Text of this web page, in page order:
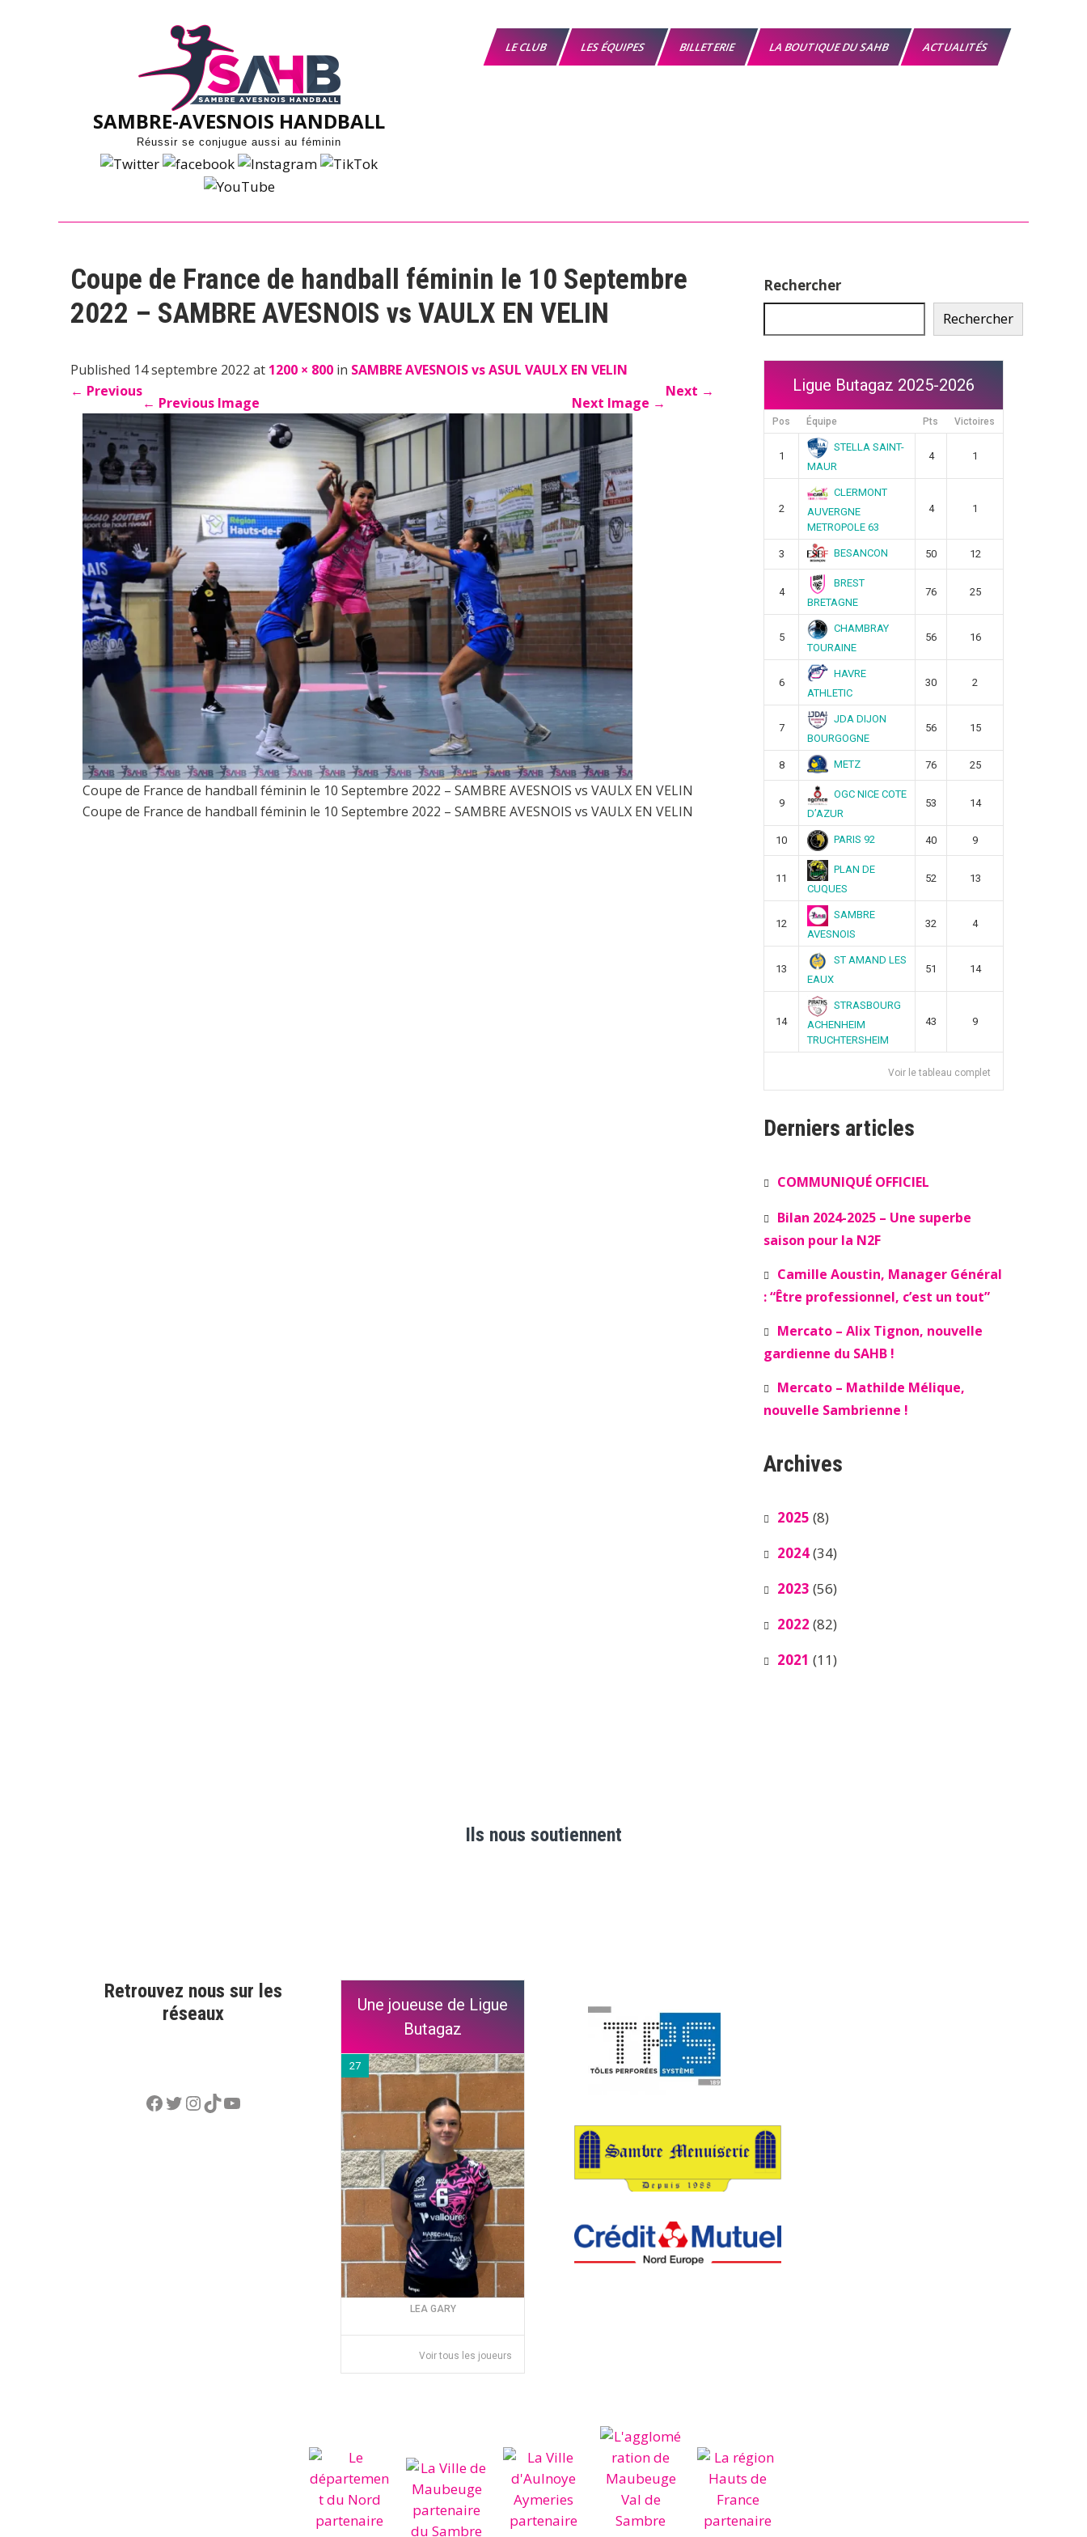
SAMBRE-AVESNOIS HANDBALL
Réussir se conjugue aussi au féminin
LE CLUB LES ÉQUIPES BILLETERIE LA BOUTIQUE DU SAHB ACTUALITÉS
Coupe de France de handball féminin le 10 Septembre
2022 – SAMBRE AVESNOIS vs VAULX EN VELIN
Published 14 septembre 2022 at 1200 × 800 in SAMBRE AVESNOIS vs ASUL VAULX EN VELIN
← Previous Next →
← Previous Image Next Image →
Coupe de France de handball féminin le 10 Septembre 2022 – SAMBRE AVESNOIS vs VAULX EN VELIN
Coupe de France de handball féminin le 10 Septembre 2022 – SAMBRE AVESNOIS vs VAULX EN VELIN
Rechercher
Rechercher
Ligue Butagaz 2025-2026
Pos Équipe Pts Victoires
1
STELLA SAINT-
MAUR
4 1
2
CLERMONT
AUVERGNE
METROPOLE 63
4 1
3 BESANCON 50 12
4
BREST
BRETAGNE
76 25
5
CHAMBRAY
TOURAINE
56 16
6
HAVRE
ATHLETIC
30 2
7
JDA DIJON
BOURGOGNE
56 15
8 METZ 76 25
9
OGC NICE COTE
D’AZUR
53 14
10 PARIS 92 40 9
11
PLAN DE
CUQUES
52 13
12
SAMBRE
AVESNOIS
32 4
13
ST AMAND LES
EAUX
51 14
14
STRASBOURG
ACHENHEIM
TRUCHTERSHEIM
43 9
Voir le tableau complet
Derniers articles
COMMUNIQUÉ OFFICIEL
Bilan 2024-2025 – Une superbe
saison pour la N2F
Camille Aoustin, Manager Général
: “Être professionnel, c’est un tout”
Mercato – Alix Tignon, nouvelle
gardienne du SAHB !
Mercato – Mathilde Mélique,
nouvelle Sambrienne !
Archives
2025 (8)
2024(34)
2023 (56)
2022 (82)
2021 (11)
Ils nous soutiennent
Retrouvez nous sur les
réseaux
Facebook
Twitter
Instagram
TikTok
YouTube
Une joueuse de Ligue
Butagaz
27
LEA GARY
Voir tous les joueurs